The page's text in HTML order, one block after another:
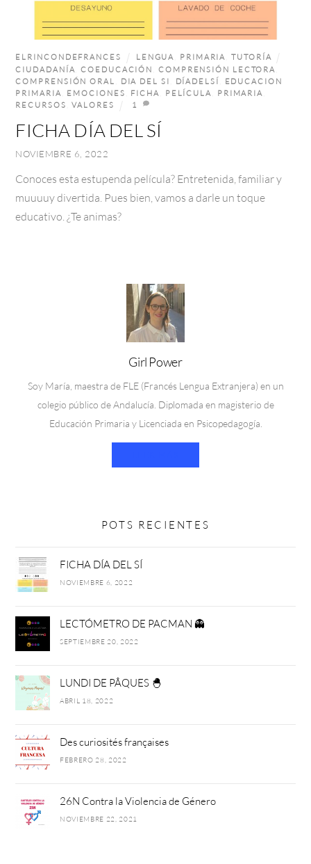
NOVIEMBRE 6, 2022
FICHA DÍA DEL SÍ
ELRINCONDEFRANCES LENGUA PRIMARIA ,TUTORÍA
CIUDADANÍA
,COEDUCACIÓN ,COMPRENSIÓN LECTORA
COMPRENSIÓN ORAL
DIA DEL SI DÍADELSÍ
EDUCACION
PRIMARIA
EMOCIONES FICHA PELÍCULA PRIMARIA
RECURSOS
,VALORES 1
Conoces esta estupenda película? Entretenida, familiar y
muuuuy divertida. Pues bien, vamos a darle un toque
educativo. ¿Te animas?
Girl Power
Soy María, maestra de FLE (Francés Lengua Extranjera) en un
colegio público de Andalucía. Diplomada en magisterio de
Educación Primaria y Licenciada en Psicopedagogía.
POTS RECIENTES
FICHA DÍA DEL SÍ
NOVIEMBRE 6, 2022
LECTÓMETRO DE PACMAN 👻
SEPTIEMBRE 20, 2022
LUNDI DE PÂQUES 🐣
ABRIL 18, 2022
Des curiosités françaises
FEBRERO 28, 2022
26N Contra la Violencia de Género
NOVIEMBRE 22, 2021